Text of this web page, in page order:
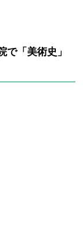
「美術史」